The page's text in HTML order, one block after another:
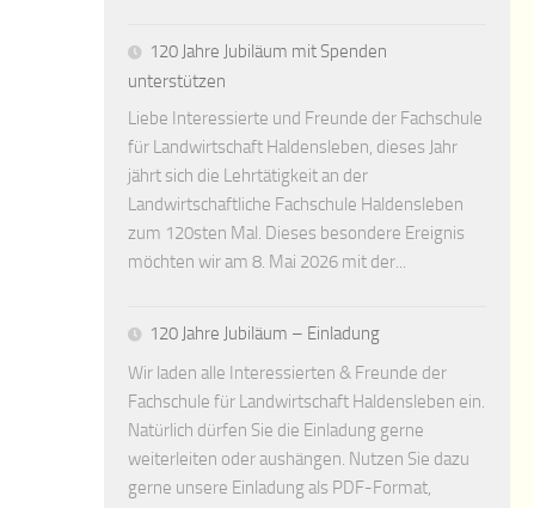
120 Jahre Jubiläum mit Spenden
unterstützen
Liebe Interessierte und Freunde der Fachschule
für Landwirtschaft Haldensleben, dieses Jahr
jährt sich die Lehrtätigkeit an der
Landwirtschaftliche Fachschule Haldensleben
zum 120sten Mal. Dieses besondere Ereignis
möchten wir am 8. Mai 2026 mit der...
120 Jahre Jubiläum – Einladung
Wir laden alle Interessierten & Freunde der
Fachschule für Landwirtschaft Haldensleben ein.
Natürlich dürfen Sie die Einladung gerne
weiterleiten oder aushängen. Nutzen Sie dazu
gerne unsere Einladung als PDF-Format,